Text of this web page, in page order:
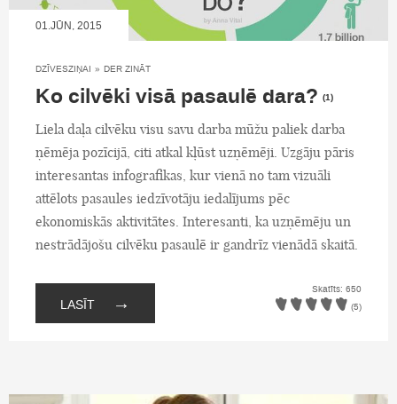
01.JŪN, 2015
DZĪVESZIŅAI » DER ZINĀT
Ko cilvēki visā pasaulē dara? (1)
Liela daļa cilvēku visu savu darba mūžu paliek darba
ņēmēja pozīcijā, citi atkal kļūst uzņēmēji. Uzgāju pāris
interesantas infografikas, kur vienā no tam vizuāli
attēlots pasaules iedzīvotāju iedalījums pēc
ekonomiskās aktivitātes. Interesanti, ka uzņēmēju un
nestrādājošu cilvēku pasaulē ir gandrīz vienādā skaitā.
LASĪT →
Skatīts: 650
(5)